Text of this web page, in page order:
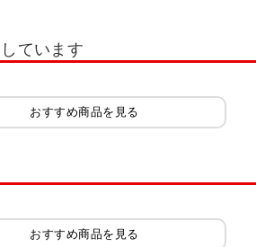
ア 背もたれなし カウンターチェア
チェア用品 座布団・クッション 姿勢矯正
ています
おすすめ商品を見る
おすすめ商品を見る